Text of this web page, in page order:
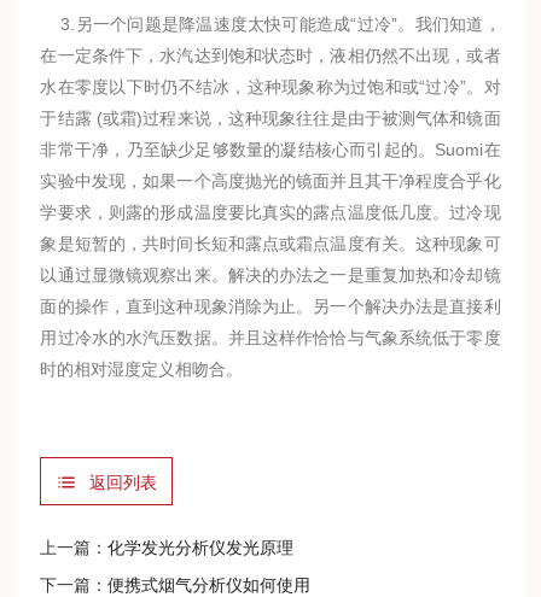
3.另一个问题是降温速度太快可能造成“过冷”。我们知道，
在一定条件下，水汽达到饱和状态时，液相仍然不出现，或者
水在零度以下时仍不结冰，这种现象称为过饱和或“过冷”。对
于结露 (或霜)过程来说，这种现象往往是由于被测气体和镜面
非常干净，乃至缺少足够数量的凝结核心而引起的。Suomi在
实验中发现，如果一个高度抛光的镜面并且其干净程度合乎化
学要求，则露的形成温度要比真实的露点温度低几度。过冷现
象是短暂的，共时间长短和露点或霜点温度有关。这种现象可
以通过显微镜观察出来。解决的办法之一是重复加热和冷却镜
面的操作，直到这种现象消除为止。另一个解决办法是直接利
用过冷水的水汽压数据。并且这样作恰恰与气象系统低于零度
时的相对湿度定义相吻合。
返回列表
上一篇：化学发光分析仪发光原理
下一篇：便携式烟气分析仪如何使用